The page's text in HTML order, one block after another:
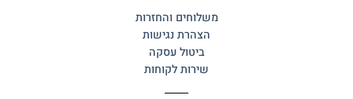
משלוחים והחזרות
הצהרת נגישות
ביטול עסקה
שירות לקוחות